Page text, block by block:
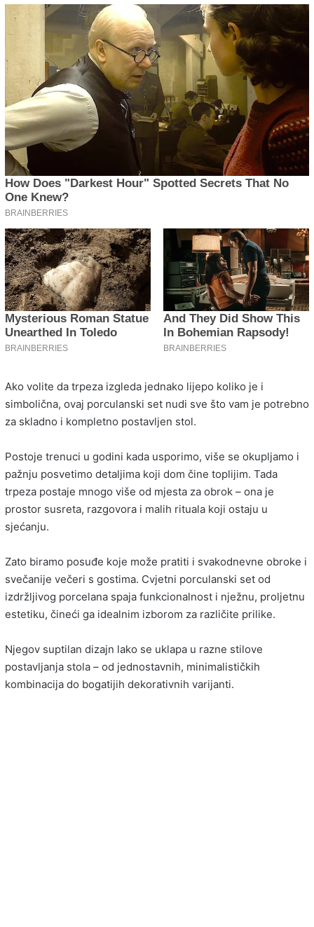
Ako volite da trpeza izgleda jednako lijepo koliko je i
simbolična, ovaj porculanski set nudi sve što vam je potrebno
za skladno i kompletno postavljen stol.
Postoje trenuci u godini kada usporimo, više se okupljamo i
pažnju posvetimo detaljima koji dom čine toplijim. Tada
trpeza postaje mnogo više od mjesta za obrok – ona je
prostor susreta, razgovora i malih rituala koji ostaju u
sjećanju.
Zato biramo posuđe koje može pratiti i svakodnevne obroke i
svečanije večeri s gostima. Cvjetni porculanski set od
izdržljivog porcelana spaja funkcionalnost i nježnu, proljetnu
estetiku, čineći ga idealnim izborom za različite prilike.
Njegov suptilan dizajn lako se uklapa u razne stilove
postavljanja stola – od jednostavnih, minimalističkih
kombinacija do bogatijih dekorativnih varijanti.